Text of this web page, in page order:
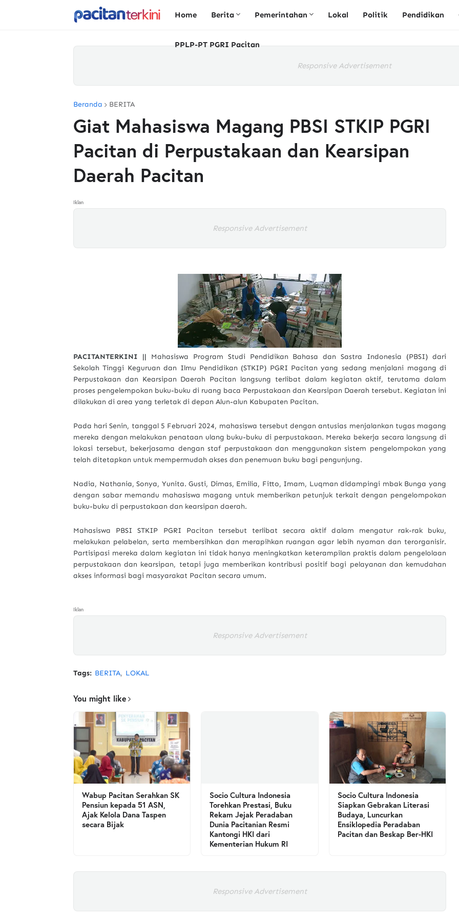
Home Berita Pemerintahan Lokal Politik Pendidikan
PPLP-PT PGRI Pacitan
Responsive Advertisement
Beranda BERITA
Giat Mahasiswa Magang PBSI STKIP PGRI
Pacitan di Perpustakaan dan Kearsipan
Daerah Pacitan
Iklan
Responsive Advertisement
PACITANTERKINI || Mahasiswa Program Studi Pendidikan Bahasa dan Sastra Indonesia (PBSI) dari
Sekolah Tinggi Keguruan dan Ilmu Pendidikan (STKIP) PGRI Pacitan yang sedang menjalani magang di
Perpustakaan dan Kearsipan Daerah Pacitan langsung terlibat dalam kegiatan aktif, terutama dalam
proses pengelempokan buku-buku di ruang baca Perpustakaan dan Kearsipan Daerah tersebut. Kegiatan ini
dilakukan di area yang terletak di depan Alun-alun Kabupaten Pacitan.
Pada hari Senin, tanggal 5 Februari 2024, mahasiswa tersebut dengan antusias menjalankan tugas magang
mereka dengan melakukan penataan ulang buku-buku di perpustakaan. Mereka bekerja secara langsung di
lokasi tersebut, bekerjasama dengan staf perpustakaan dan menggunakan sistem pengelompokan yang
telah ditetapkan untuk mempermudah akses dan penemuan buku bagi pengunjung.
Nadia, Nathania, Sonya, Yunita. Gusti, Dimas, Emilia, Fitto, Imam, Luqman didampingi mbak Bunga yang
dengan sabar memandu mahasiswa magang untuk memberikan petunjuk terkait dengan pengelompokan
buku-buku di perpustakaan dan kearsipan daerah.
Mahasiswa PBSI STKIP PGRI Pacitan tersebut terlibat secara aktif dalam mengatur rak-rak buku,
melakukan pelabelan, serta membersihkan dan merapihkan ruangan agar lebih nyaman dan terorganisir.
Partisipasi mereka dalam kegiatan ini tidak hanya meningkatkan keterampilan praktis dalam pengelolaan
perpustakaan dan kearsipan, tetapi juga memberikan kontribusi positif bagi pelayanan dan kemudahan
akses informasi bagi masyarakat Pacitan secara umum.
Iklan
Responsive Advertisement
Tags: BERITA LOKAL
You might like
Wabup Pacitan Serahkan SK
Pensiun kepada 51 ASN,
Ajak Kelola Dana Taspen
secara Bijak
Socio Cultura Indonesia
Torehkan Prestasi, Buku
Rekam Jejak Peradaban
Dunia Pacitanian Resmi
Kantongi HKI dari
Kementerian Hukum RI
Socio Cultura Indonesia
Siapkan Gebrakan Literasi
Budaya, Luncurkan
Ensiklopedia Peradaban
Pacitan dan Beskap Ber-HKI
Responsive Advertisement